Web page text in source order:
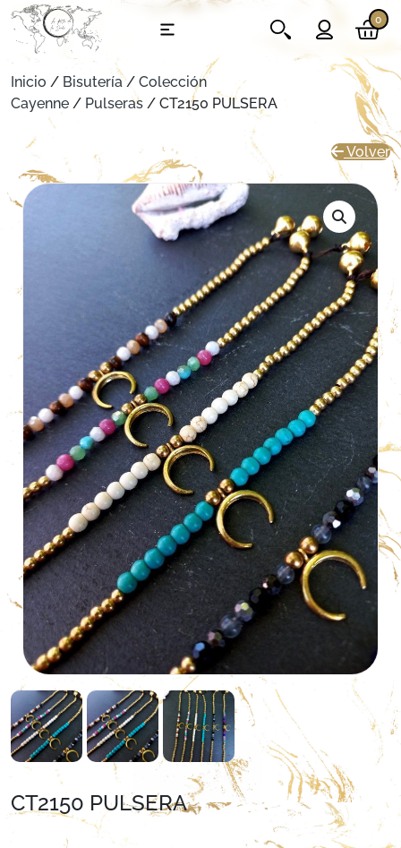
0
Inicio / Bisutería/ Colección
Cayenne / Pulseras / CT2150 PULSERA
Volver
CT2150 PULSERA